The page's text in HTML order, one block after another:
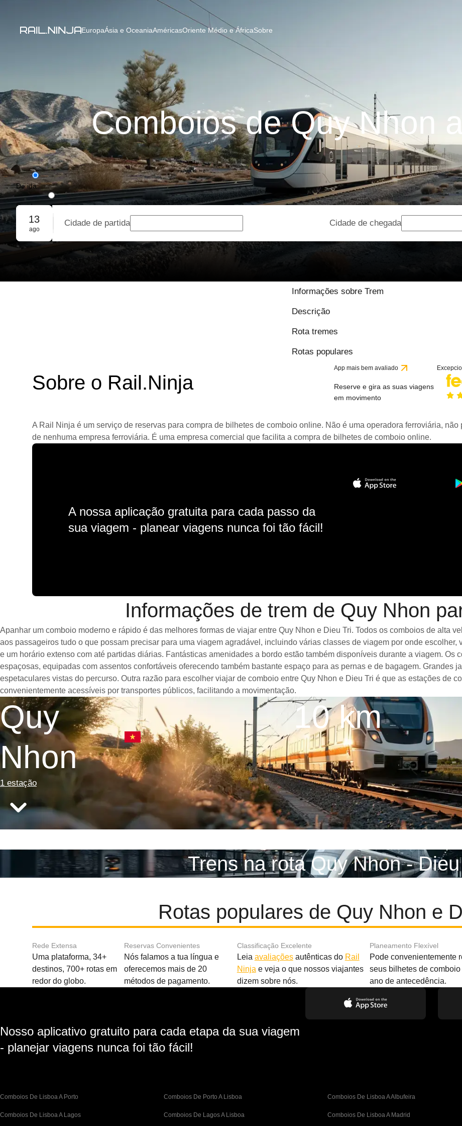
EuropaÁsia e OceaniaAméricasOriente Médio e ÁfricaSobre
Comboios de Quy Nhon a
De ida
De ida e volta
Reserva em grupo
13
ago
Cidade de partida Cidade de chegada
Informações sobre Trem
Descrição
Rota tremes
Rotas populares
Sobre o Rail.Ninja
App mais bem avaliado
Reserve e gira as suas viagens
em movimento
A Rail Ninja é um serviço de reservas para compra de bilhetes de comboio online. Não é uma operadora ferroviária,
de nenhuma empresa ferroviária. É uma empresa comercial que facilita a compra de bilhetes de comboio online.
A nossa aplicação gratuita para cada passo da
sua viagem - planear viagens nunca foi tão fácil!
Informações de trem de Quy Nhon
Apanhar um comboio moderno e rápido é das melhores formas de viajar entre Quy Nhon e Dieu Tri. Todos os comboios de alta
aos passageiros tudo o que possam precisar para uma viagem agradável, incluindo várias classes de viagem por onde
e um horário extenso com até partidas diárias. Fantásticas amenidades a bordo estão também disponíveis durante a viagem. Os
espaçosas, equipadas com assentos confortáveis oferecendo também bastante espaço para as pernas e de bagagem. Grandes
espetaculares vistas do percurso. Outra razão para escolher viajar de comboio entre Quy Nhon e Dieu Tri é que as estações de
convenientemente acessíveis por transportes públicos, facilitando a movimentação.
Quy
Nhon
1 estação
10 km
Trens na rota Quy Nhon -
Rotas populares de Quy Nhon e
Rede Extensa
Uma plataforma, 34+
destinos, 700+ rotas em
redor do globo.
Reservas Convenientes
Nós falamos a tua língua e
oferecemos mais de 20
métodos de pagamento.
Classificação Excelente
Leia avaliaçõesautênticas do Rail
Ninja e veja o que nossos viajantes
dizem sobre nós.
Planeamento Flexível
Pode convenientemente
seus bilhetes de comboio
ano de antecedência.
Nosso aplicativo gratuito para cada etapa da sua viagem
- planejar viagens nunca foi tão fácil!
Comboios De Lisboa A Porto Comboios De Porto A Lisboa Comboios De Lisboa A Albufeira
Comboios De Lisboa A Lagos Comboios De Lagos A Lisboa Comboios De Lisboa A Madrid